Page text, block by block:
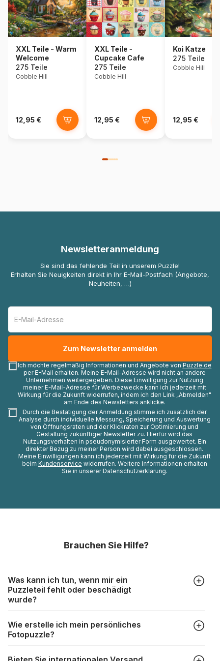
XXL Teile - Warm
Welcome
275 Teile
Cobble Hill
12,95 €
XXL Teile -
Cupcake Cafe
275 Teile
Cobble Hill
12,95 €
Koi Katze
275 Teile
Cobble Hill
12,95 €
Newsletteranmeldung
Sie sind das fehlende Teil in unserem Puzzle!
Erhalten Sie Neuigkeiten direkt in Ihr E-Mail-Postfach (Angebote,
Neuheiten, …)
Ich möchte regelmäßig Informationen und Angebote von Puzzle.de
per E-Mail erhalten. Meine E-Mail-Adresse wird nicht an andere
Unternehmen weitergegeben. Diese Einwilligung zur Nutzung
meiner E-Mail-Adresse für Werbezwecke kann ich jederzeit mit
Wirkung für die Zukunft widerrufen, indem ich den Link „Abmelden"
am Ende des Newsletters anklicke.
Durch die Bestätigung der Anmeldung stimme ich zusätzlich der
Analyse durch individuelle Messung, Speicherung und Auswertung
von Öffnungsraten und der Klickraten zur Optimierung und
Gestaltung zukünftiger Newsletter zu. Hierfür wird das
Nutzungsverhalten in pseudonymisierter Form ausgewertet. Ein
direkter Bezug zu meiner Person wird dabei ausgeschlossen.
Meine Einwilligungen kann ich jederzeit mit Wirkung für die Zukunft
beim Kundenservice widerrufen. Weitere Informationen erhalten
Sie in unserer Datenschutzerklärung.
Brauchen Sie Hilfe?
Was kann ich tun, wenn mir ein
Puzzleteil fehlt oder beschädigt
wurde?
aber trotzdem kann es vorkommen, dass Teile beschädigt
werden oder verloren gehen. Mit solchen Fällen gehen
https://www.puzzle.de/puzzleteile-fehlen.html
Wie erstelle ich mein persönliches
Fotopuzzle?